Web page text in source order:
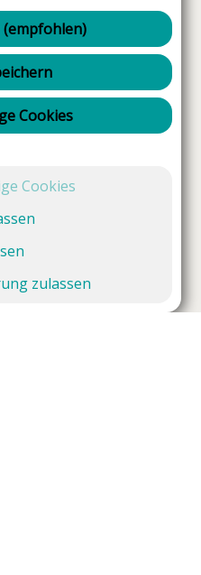
Cookies
Cookies
zulassen